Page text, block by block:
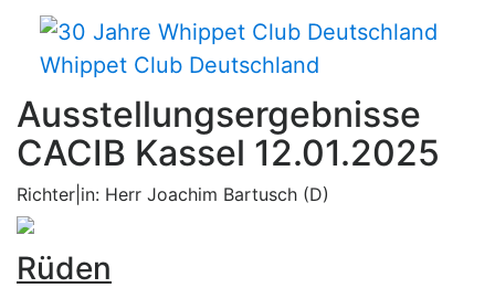
Whippet Club Deutschland
Ausstellungsergebnisse
CACIB Kassel 12.01.2025
Richter|in: Herr Joachim Bartusch (D)
Rüden